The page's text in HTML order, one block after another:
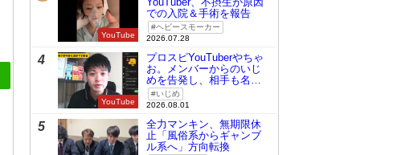
YouTube
での入院＆手術を報告
ヘビースモーカー
2026.07.28
4
YouTube
プロスピYouTuberやちゃ
お。メンバーからのいじ
めを告発し、相手も名指
しで批判
いじめ
2026.08.01
5
全力マンキン、無期限休
止「風俗系からギャンブ
ル系へ」方向転換